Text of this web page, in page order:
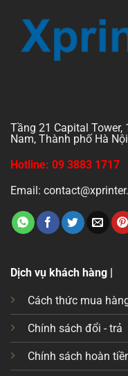
Tầng 21 Capital
Nam, Thành phố Hà
Hotline: 09 3883 1717
Email:
Dịch vụ khách hàng |
Cách thức mua
Chính sách đổi - trả
Chính sách hoàn